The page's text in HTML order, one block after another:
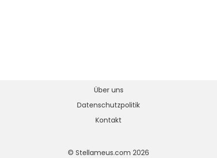
© Stellameus.com 2026
Über uns
Datenschutzpolitik
Kontakt